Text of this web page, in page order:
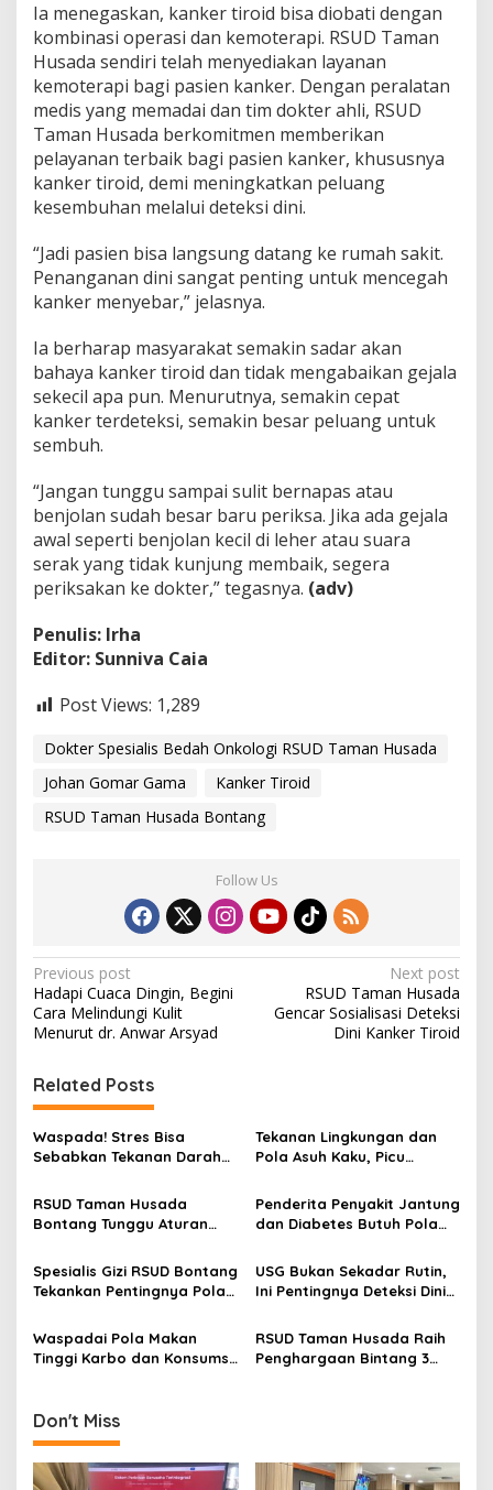
k
n
y
a
Ia menegaskan, kanker tiroid bisa diobati dengan
kombinasi operasi dan kemoterapi. RSUD Taman
Husada sendiri telah menyediakan layanan
kemoterapi bagi pasien kanker. Dengan peralatan
medis yang memadai dan tim dokter ahli, RSUD
Taman Husada berkomitmen memberikan
pelayanan terbaik bagi pasien kanker, khususnya
kanker tiroid, demi meningkatkan peluang
kesembuhan melalui deteksi dini.
“Jadi pasien bisa langsung datang ke rumah sakit.
Penanganan dini sangat penting untuk mencegah
kanker menyebar,” jelasnya.
Ia berharap masyarakat semakin sadar akan
bahaya kanker tiroid dan tidak mengabaikan gejala
sekecil apa pun. Menurutnya, semakin cepat
kanker terdeteksi, semakin besar peluang untuk
sembuh.
“Jangan tunggu sampai sulit bernapas atau
benjolan sudah besar baru periksa. Jika ada gejala
awal seperti benjolan kecil di leher atau suara
serak yang tidak kunjung membaik, segera
periksakan ke dokter,” tegasnya. (adv)
Penulis: Irha
Editor: Sunniva Caia
Post Views: 1,289
Dokter Spesialis Bedah Onkologi RSUD Taman Husada
Johan Gomar Gama
Kanker Tiroid
RSUD Taman Husada Bontang
Follow Us
P
o
s
t
n
a
v
i
g
t
o
Previous post
Hadapi Cuaca Dingin, Begini
Cara Melindungi Kulit
Menurut dr. Anwar Arsyad
Next post
RSUD Taman Husada
Gencar Sosialisasi Deteksi
Dini Kanker Tiroid
Related Posts
Waspada! Stres Bisa
Sebabkan Tekanan Darah
Jantung
Tekanan Lingkungan dan
Pola Asuh Kaku, Picu
Mental Remaja di Bontang
RSUD Taman Husada
Bontang Tunggu Aturan
Parkir
Penderita Penyakit Jantung
dan Diabetes Butuh Pola
Tidak Sama dengan Orang
Sehat
Spesialis Gizi RSUD Bontang
Tekankan Pentingnya Pola
Junk Food, Perbanyak
Sayur Alami
USG Bukan Sekadar Rutin,
Ini Pentingnya Deteksi Dini
Menurut Dokter RSUD
Bontang
Waspadai Pola Makan
Tinggi Karbo dan Konsumsi
Ingatkan Dampaknya
RSUD Taman Husada Raih
Penghargaan Bintang 3
Don't Miss